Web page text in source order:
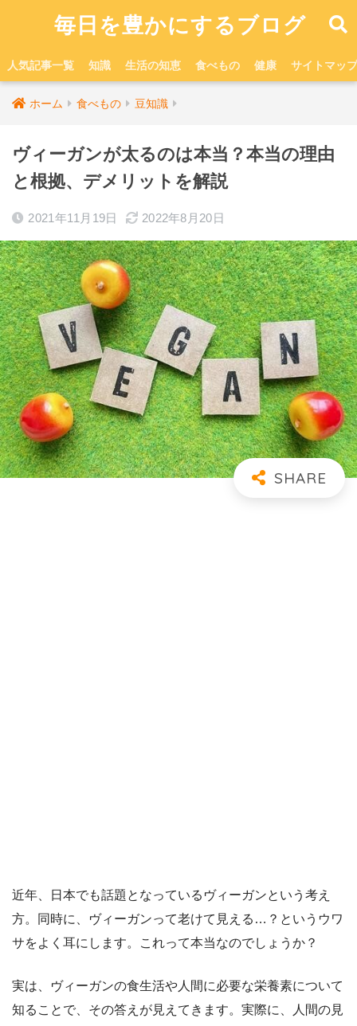
毎日を豊かにするブログ
人気記事一覧 知識 生活の知恵 食べもの 健康 サイトマップ
ホーム 食べもの 豆知識
ヴィーガンが太るのは本当？本当の理由
と根拠、デメリットを解説
2021年11月19日 2022年8月20日
近年、日本でも話題となっているヴィーガンという考え
方。同時に、ヴィーガンって老けて見える…？というウワ
サをよく耳にします。これって本当なのでしょうか？
実は、ヴィーガンの食生活や人間に必要な栄養素について
知ることで、その答えが見えてきます。実際に、人間の見